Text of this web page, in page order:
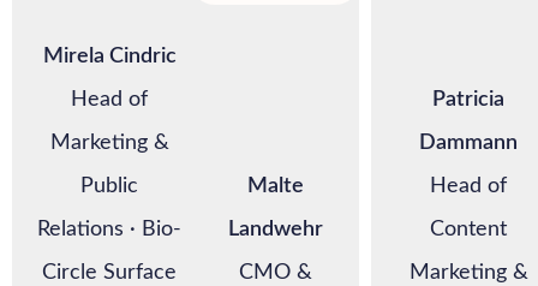
Mirela Cindric
Head of
Marketing &
Public
Relations · Bio-
Circle Surface
Malte
Landwehr
CMO &
Patricia
Dammann
Head of
Content
Marketing &